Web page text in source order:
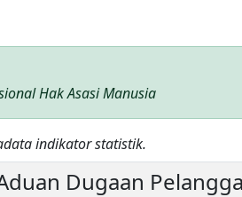
Hak Asasi Manusia
indikator statistik.
Dugaan